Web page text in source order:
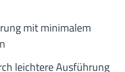
mit minimalem
leichtere Ausführung